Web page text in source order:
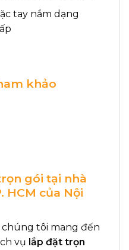
tay nắm dạng
khảo
gói tại nhà
HCM của Nội
chúng tôi mang đến
vụ lắp đặt trọn